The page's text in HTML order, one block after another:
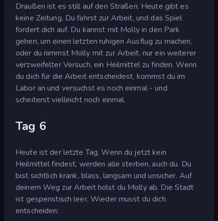
Draußen ist es still auf den Straßen. Heute gibt es
keine Zeitung. Du fährst zur Arbeit, und das Spiel
fordert dich auf. Du kannst mit Molly in den Park
gehen, um einen letzten ruhigen Ausflug zu machen,
oder du nimmst Molly mit zur Arbeit, nur ein weiterer
verzweifelter Versuch, ein Heilmittel zu finden. Wenn
du dich für die Arbeit entscheidest, kommst du im
Labor an und versuchst es noch einmal - und
scheiterst vielleicht noch einmal.
Tag 6
Heute ist der letzte Tag. Wenn du jetzt kein
Heilmittel findest, werden alle sterben, auch du. Du
bist sichtlich krank, blass, langsam und unsicher. Auf
deinem Weg zur Arbeit holst du Molly ab. Die Stadt
ist gespenstisch leer. Wieder musst du dich
entscheiden: